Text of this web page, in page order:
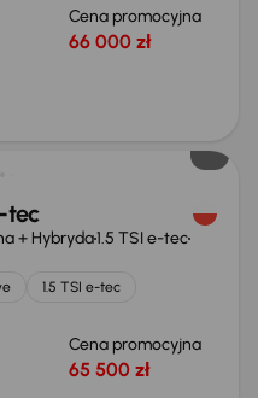
Cena promocyjna
66 000 zł
tec
+ Hybryda1.5 TSI e-tec
1.5 TSI e-tec
Cena promocyjna
65 500 zł